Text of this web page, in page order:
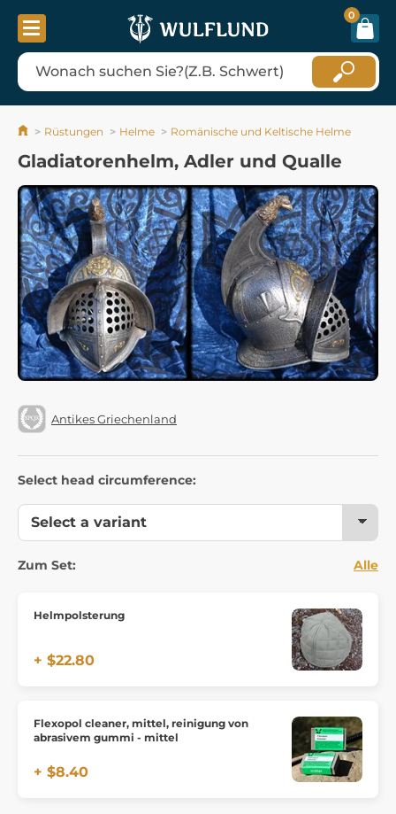
0
Rüstungen Helme Romänische und Keltische Helme
Gladiatorenhelm, Adler und Qualle
Antikes Griechenland
Select head circumference:
Zum Set: Alle
Helmpolsterung
+ $22.80
Flexopol cleaner, mittel, reinigung von
abrasivem gummi - mittel
+ $8.40